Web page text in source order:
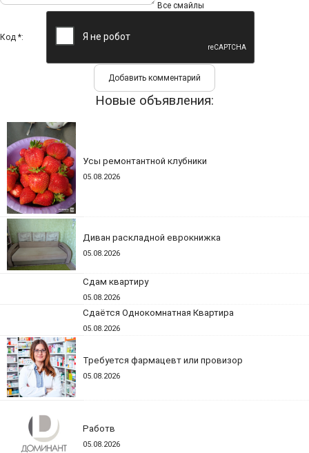
Все смайлы
Код *:
Новые объявления:
Усы ремонтантной клубники
05.08.2026
Диван раскладной еврокнижка
05.08.2026
Сдам квартиру
05.08.2026
Сдаётся Однокомнатная Квартира
05.08.2026
Требуется фармацевт или провизор
05.08.2026
Работв
05.08.2026